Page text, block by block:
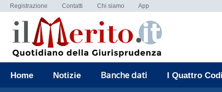
Registrazione Contatti Chi siamo App
Home Notizie Banche dati I Quattro